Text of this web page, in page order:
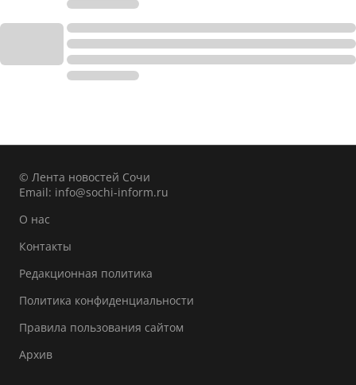
© Лента новостей Сочи
Email: info@sochi-inform.ru
О нас
Контакты
Редакционная политика
Политика конфиденциальности
Правила пользования сайтом
Архив